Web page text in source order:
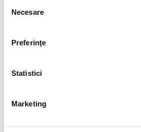
consimțământului
Necesare
Preferinţe
Statistici
Marketing
Dezvoltator:
Proiectant:
Administrare: